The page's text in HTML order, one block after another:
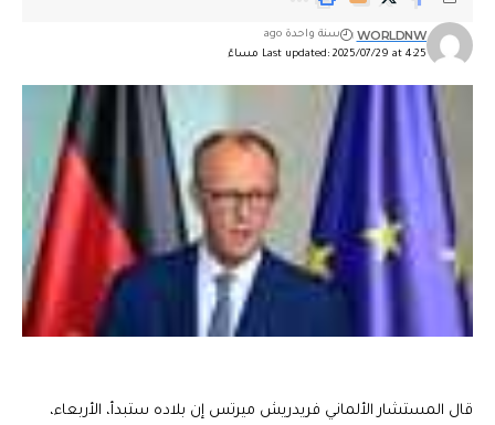
Last updated: 2025/07/29 at 4:25 مساءً
WORLDNW سنة واحدة ago
قال المستشار الألماني فريدريش ميرتس إن بلاده ستبدأ، الأربعاء،